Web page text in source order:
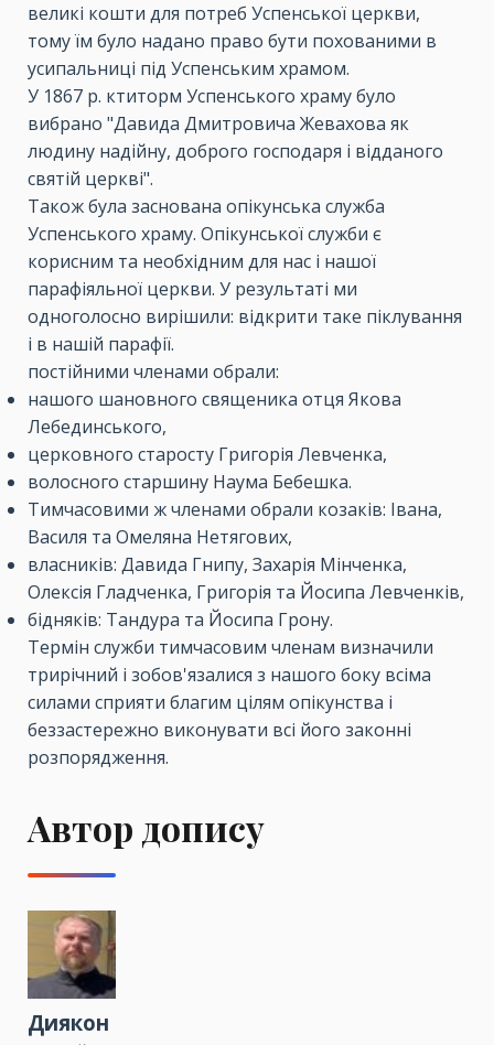
великі кошти для потреб Успенської церкви,
тому їм було надано право бути похованими в
усипальниці під Успенським храмом.
У 1867 р. ктиторм Успенського храму було
вибрано "Давида Дмитровича Жевахова як
людину надійну, доброго господаря і відданого
святій церкві".
Також була заснована опікунська служба
Успенського храму. Опікунської служби є
корисним та необхідним для нас і нашої
парафіяльної церкви. У результаті ми
одноголосно вирішили: відкрити таке піклування
і в нашій парафії.
постійними членами обрали:
нашого шановного священика отця Якова
Лебединського,
церковного старосту Григорія Левченка,
волосного старшину Наума Бебешка.
Тимчасовими ж членами обрали козаків: Івана,
Василя та Омеляна Нетягових,
власників: Давида Гнипу, Захарія Мінченка,
Олексія Гладченка, Григорія та Йосипа Левченків,
бідняків: Тандура та Йосипа Грону.
Термін служби тимчасовим членам визначили
трирічний і зобов'язалися з нашого боку всіма
силами сприяти благим цілям опікунства і
беззастережно виконувати всі його законні
розпорядження.
Автор допису
Диякон